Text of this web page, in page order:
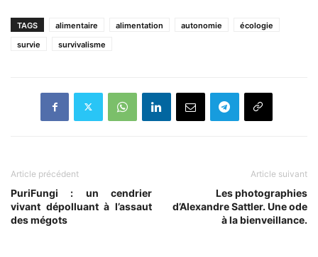
TAGS alimentaire alimentation autonomie
écologie
survie
survivalisme
Article précédent
PuriFungi : un cendrier
vivant dépolluant à l’assaut
des mégots
Article suivant
Les photographies
d’Alexandre Sattler. Une ode
à la bienveillance.